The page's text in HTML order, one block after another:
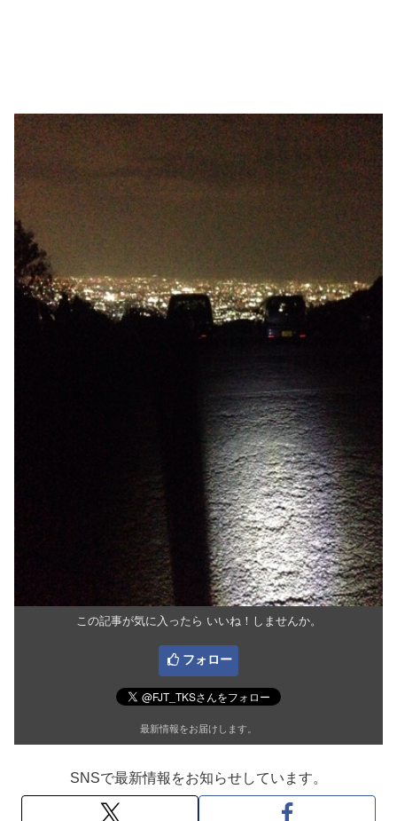
この記事が気に入ったら いいね！しませんか。
フォロー
最新情報をお届けします。
SNSで最新情報をお知らせしています。